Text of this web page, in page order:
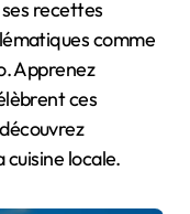
recettes
comme
Apprenez
ces
cuisine locale.